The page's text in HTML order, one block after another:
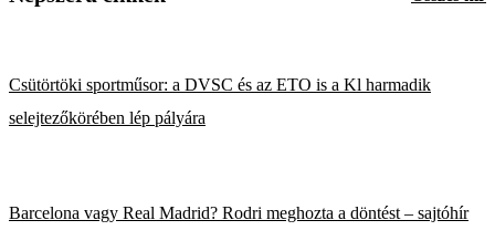
Csütörtöki sportműsor: a DVSC és az ETO is a Kl harmadik
selejtezőkörében lép pályára
Barcelona vagy Real Madrid? Rodri meghozta a döntést – sajtóhír